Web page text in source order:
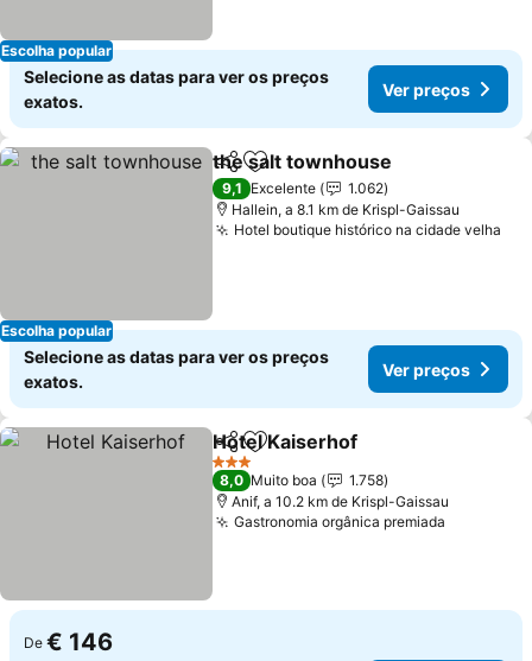
Escolha popular
Selecione as datas para ver os preços
exatos.
Ver preços
Escolha popular
PartilharAdicionar aos favoritos
the salt townhouse
9,1 Excelente
1.062
Hallein, a 8.1 km de Krispl-Gaissau
Hotel boutique histórico na cidade velha
Selecione as datas para ver os preços
exatos.
Ver preços
PartilharAdicionar aos favoritos
Hotel Kaiserhof
3 Estrelas
8,0 Muito boa
1.758
Anif, a 10.2 km de Krispl-Gaissau
Gastronomia orgânica premiada
De € 146